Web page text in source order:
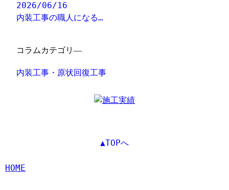
2026/06/16
内装工事の職人になる…
コラムカテゴリ―
内装工事・原状回復工事
▲TOPへ
HOME